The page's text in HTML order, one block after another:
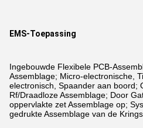
EMS-Toepassing
Ingebouwde Flexibele PCB-
Assemblage; Micro-electronische,
electronisch, Spaander aan boord;
Rf/Draadloze Assemblage; Door
oppervlakte zet Assemblage op;
gedrukte Assemblage van de